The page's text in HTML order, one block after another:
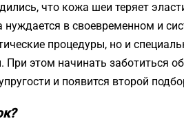
что кожа шеи теряет
в своевременном и
процедуры, но и
этом начинать заботиться
и появится второй